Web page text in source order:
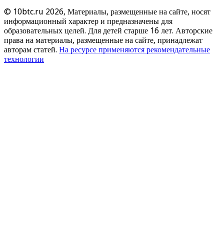
© 10btc.ru 2026, Материалы, размещенные на сайте, носят
информационный характер и предназначены для
образовательных целей. Для детей старше 16 лет. Авторские
права на материалы, размещенные на сайте, принадлежат
авторам статей. На ресурсе применяются рекомендательные
технологии